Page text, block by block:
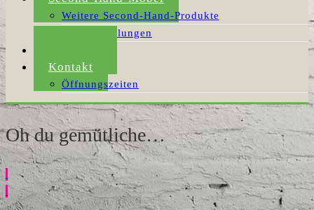
Weitere Second-Hand-Produkte
Möbelabholungen
Kontakt
Öffnungszeiten
Oh du gemütliche…